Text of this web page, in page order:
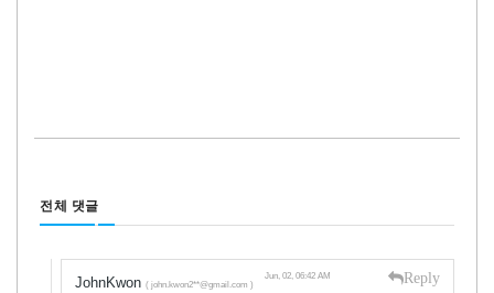
전체 댓글
JohnKwon ( john.kwon2**@gmail.com )
Jun, 02, 06:42 AM Reply